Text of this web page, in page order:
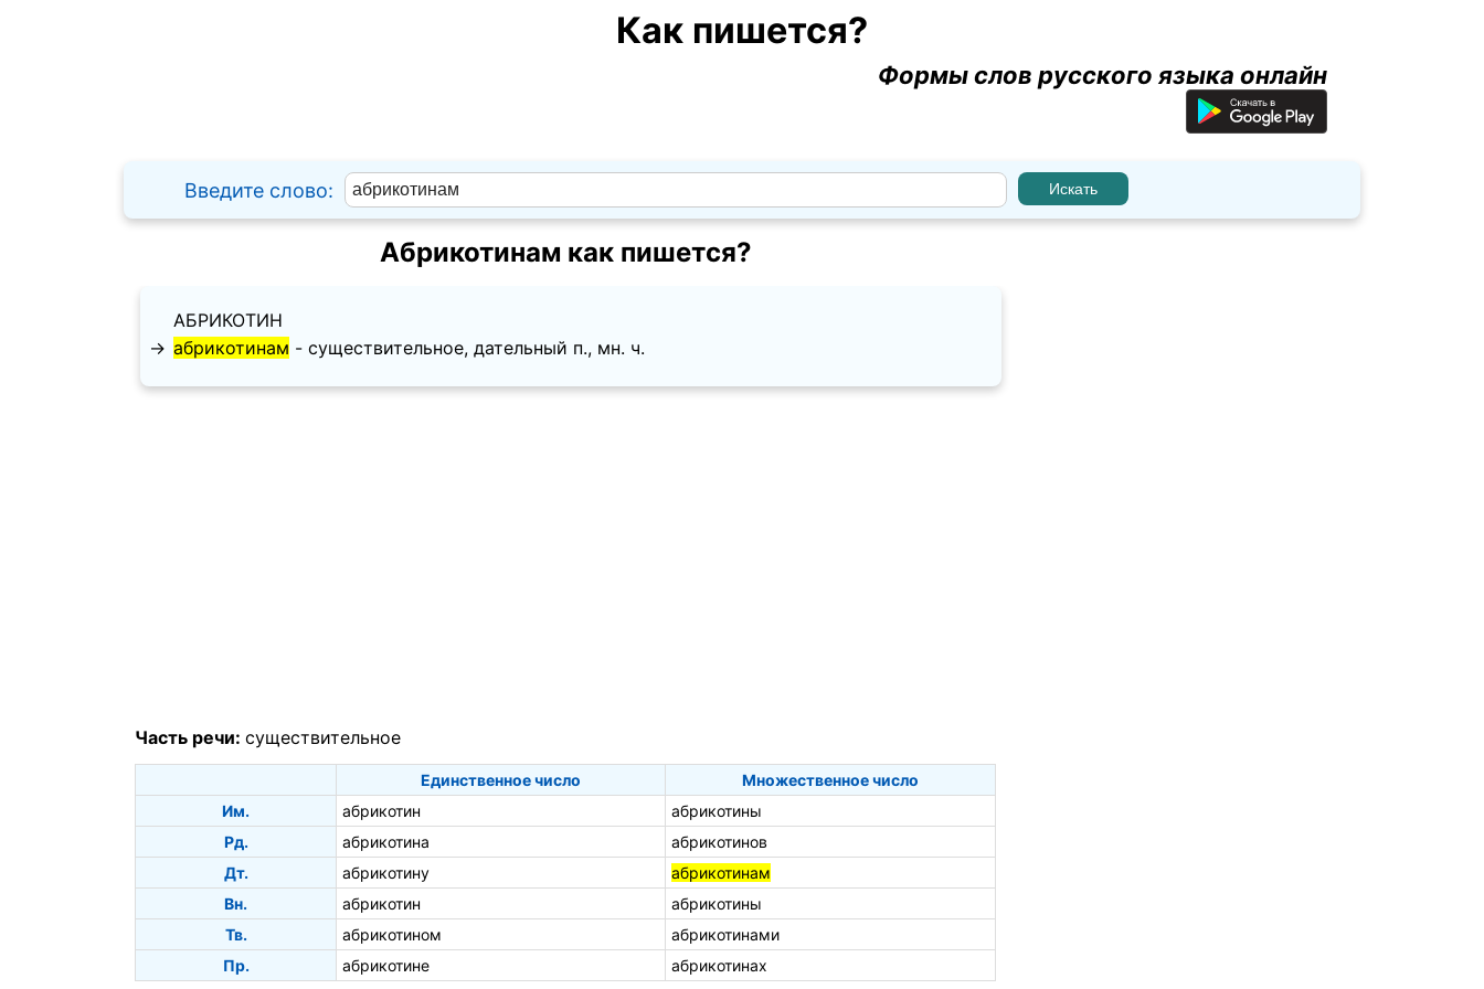
Как пишется?
Формы слов русского языка онлайн
Введите слово:
Абрикотинам как пишется?
АБРИКОТИН
→ абрикотинам - существительное, дательный п., мн. ч.
Часть речи: существительное
Единственное число
Множественное число
Им.
абрикотин
абрикотины
Рд.
абрикотина
абрикотинов
Дт.
абрикотину
абрикотинам
Вн.
абрикотин
абрикотины
Тв.
абрикотином
абрикотинами
Пр.
абрикотине абрикотинах